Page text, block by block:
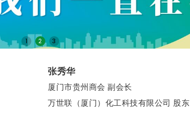
1 2 3
张秀华
厦门市贵州商会 副会长
万世联（厦门）化工科技有限公司 股东